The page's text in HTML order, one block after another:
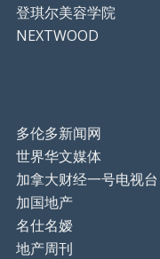
登琪尔美容学院
NEXTWOOD
多伦多新闻网
世界华文媒体
加拿大财经一号电视台
加国地产
名仕名嫒
地产周刊